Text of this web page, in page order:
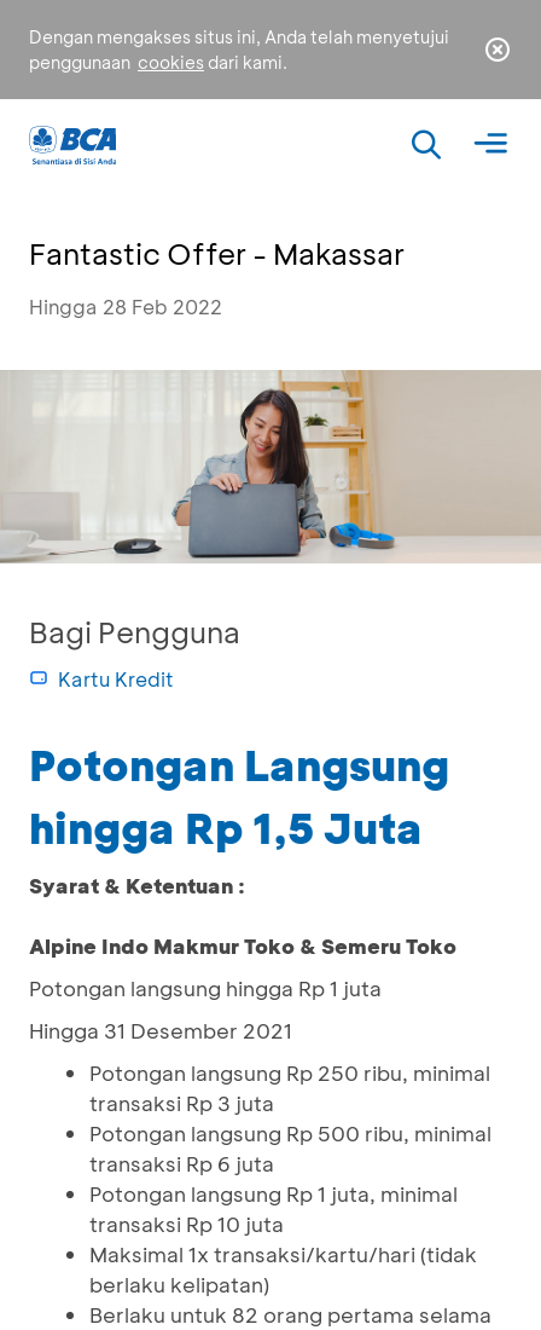
Dengan mengakses situs ini, Anda telah menyetujui
penggunaan cookies dari kami.
Fantastic Offer - Makassar
Hingga 28 Feb 2022
Bagi Pengguna
Kartu Kredit
Potongan Langsung
hingga Rp 1,5 Juta
Syarat & Ketentuan :
Alpine Indo Makmur Toko & Semeru Toko
Potongan langsung hingga Rp 1 juta
Hingga 31 Desember 2021
Potongan langsung Rp 250 ribu, minimal
transaksi Rp 3 juta
Potongan langsung Rp 500 ribu, minimal
transaksi Rp 6 juta
Potongan langsung Rp 1 juta, minimal
transaksi Rp 10 juta
Maksimal 1x transaksi/kartu/hari (tidak
berlaku kelipatan)
Berlaku untuk 82 orang pertama selama